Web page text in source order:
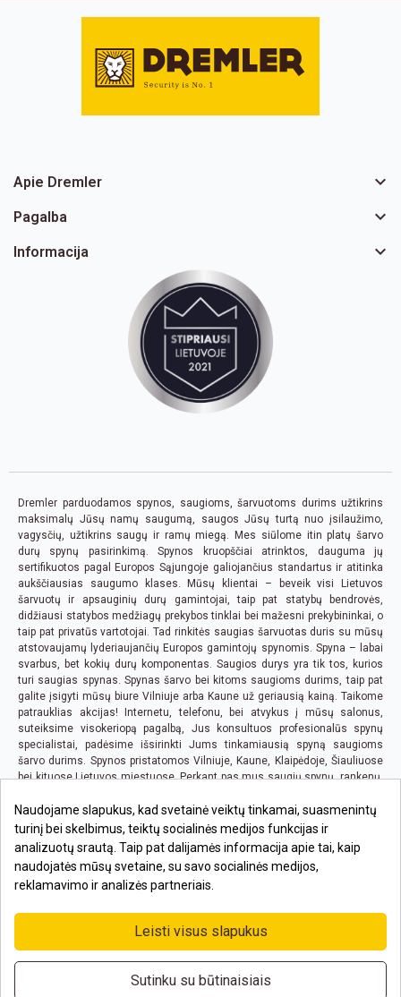
Apie Dremler 
Pagalba 
Informacija 
Dremler parduodamos spynos, saugioms, šarvuotoms durims užtikrins
maksimalų Jūsų namų saugumą, saugos Jūsų turtą nuo įsilaužimo,
vagysčių, užtikrins saugų ir ramų miegą. Mes siūlome itin platų šarvo
durų spynų pasirinkimą. Spynos kruopščiai atrinktos, dauguma jų
sertifikuotos pagal Europos Sąjungoje galiojančius standartus ir atitinka
aukščiausias saugumo klases. Mūsų klientai – beveik visi Lietuvos
šarvuotų ir apsauginių durų gamintojai, taip pat statybų bendrovės,
didžiausi statybos medžiagų prekybos tinklai bei mažesni prekybininkai, o
taip pat privatūs vartotojai. Tad rinkitės saugias šarvuotas duris su mūsų
atstovaujamų lyderiaujančių Europos gamintojų spynomis. Spyna – labai
svarbus, bet kokių durų komponentas. Saugios durys yra tik tos, kurios
turi saugias spynas. Spynas šarvo bei kitoms saugioms durims, taip pat
galite įsigyti mūsų biure Vilniuje arba Kaune už geriausią kainą. Taikome
patrauklias akcijas! Internetu, telefonu, bei atvykus į mūsų salonus,
suteiksime visokeriopą pagalbą, Jus konsultuos profesionalūs spynų
specialistai, padėsime išsirinkti Jums tinkamiausią spyną saugioms
šarvo durims. Spynos pristatomos Vilniuje, Kaune, Klaipėdoje, Šiauliuose
bei kituose Lietuvos miestuose. Perkant pas mus saugių spynų, rankenų,
Jūsų būsto ar biuro yra nemokamas visoje Lietuvoje.
Naudojame slapukus, kad svetainė veiktų tinkamai, suasmenintų
turinį bei skelbimus, teiktų socialinės medijos funkcijas ir
analizuotų srautą. Taip pat dalijamės informacija apie tai, kaip
naudojatės mūsų svetaine, su savo socialinės medijos,
reklamavimo ir analizės partneriais.
Leisti visus slapukus
Sutinku su būtinaisiais